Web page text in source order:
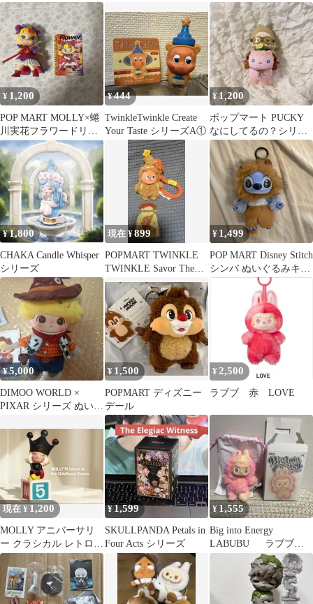
リーズちびキャラ
¥ 1,200
POP MART MOLLY×蜷
川実花フラワードリー
ミング フィギュア1体
¥444
TwinkleTwinkle Create
Your Taste シリーズA①
¥1,200
ポップマート PUCKY
なにしてるの？シリー
ズ 旅人 トラベラー
¥1,800
CHAKA Candle Whisper
シリーズ
現在 ¥899
POPMART TWINKLE
TWINKLE Savor The
Moment
¥ 1,499
POP MART Disney Stitch
シンバ ぬいぐるみキー
¥5,000
DIMOO WORLD ×
PIXAR シリーズ ぬいぐ
¥ 1,500
POPMART ディズニー
デール
¥ 2,500
ラブブ 赤 LOVE
現在 ¥ 1,200
MOLLY アニバーサリ
ー クラシカル レトロ 2
シリーズ
¥1,599
SKULLPANDA Petals in
Four Acts シリーズ
¥1,555
Big into Energy
LABUBU ラブブ
LOYALTY